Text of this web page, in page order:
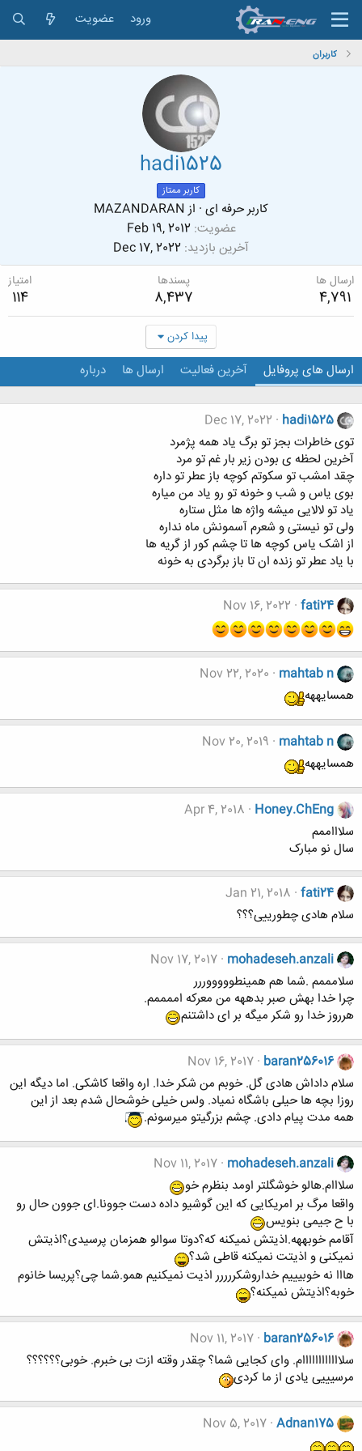
ورود عضویت
کاربران
hadi1525
کاربر ممتاز
کاربر حرفه ای · از MAZANDARAN
عضویت Feb 19, 2012
آخرین بازدید Dec 17, 2022
ارسال ها
4,791
پسندها
8,437
امتیاز
114
پیدا کردن
ارسال های پروفایل آخرین فعالیت ارسال ها درباره
hadi1525
Dec 17, 2022
توی خاطرات بجز تو برگ یاد همه پژمرد
آخرین لحظه ی بودن زیر بار غم تو مرد
چقد امشب تو سکوتم کوچه باز عطر تو داره
بوی یاس و شب و خونه تو رو یاد من میاره
یاد تو لالایی میشه واژه ها مثل ستاره
ولی تو نیستی و شعرم آسمونش ماه نداره
از اشک یاس کوچه ها تا چشم کور از گریه ها
با یاد عطر تو زنده ان تا باز برگردی به خونه
fati24
Nov 16, 2022
mahtab n
Nov 22, 2020
همسایههه
mahtab n
Nov 20, 2019
همسایههه
Honey.ChEng
Apr 4, 2018
سلاااممم
سال نو مبارک
fati24
Jan 21, 2018
سلام هادی چطورییی؟؟؟
mohadeseh.anzali
Nov 17, 2017
سلامممم .شما هم همینطوووووررر
چرا خدا بهش صبر بدههه من معرکه اممممم.
هرروز خدا رو شکر میگه بر ای داشتنم
baran256016
Nov 16, 2017
سلام داداش هادی گل. خوبم من شکر خدا. اره واقعا کاشکی. اما دیگه این
روزا بچه ها حیلی باشگاه نمیاد. ولس خیلی خوشحال شدم بعد از این
همه مدت پیام دادی. چشم بزرگیتو میرسونم.
mohadeseh.anzali
Nov 11, 2017
سلااام.هالو خوشگلتر اومد بنظرم خو
واقعا مرگ بر امریکایی که این گوشیو داده دست جوونا.ای جوون حال رو
با ح جیمی بنویس
آقامم خوبههه.اذیتش نمیکنه که؟دوتا سوالو همزمان پرسیدی؟اذیتش
نمیکنی و اذیتت نمیکنه قاطی شد؟
هااا نه خوبیییم خداروشکررررر اذیت نمیکنیم همو.شما چی؟پریسا خانوم
خوبه؟اذیتش نمیکنه؟
baran256016
Nov 11, 2017
سلاااااااااااام. وای کجایی شما؟ چقدر وقته ازت بی خبرم. خوبی؟؟؟؟؟؟
مرسیییی یادی از ما کردی
Adnan175
Nov 5, 2017